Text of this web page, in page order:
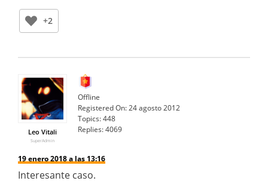
+2
Leo Vitali
SuperAdmin
Offline
Registered On:24 agosto 2012
Topics:448
Replies:4069
19 enero 2018 a las 13:16
Interesante caso.